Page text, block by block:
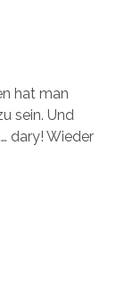
hat man
sein. Und
dary! Wieder